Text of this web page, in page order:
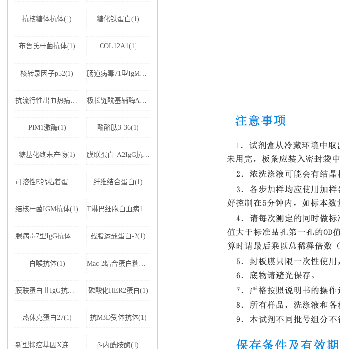
抗核糖体抗体(1) 糖化铁蛋白(1)
布鲁氏杆菌抗体(1) COL12A1(1)
核转录因子p52(1) 肠道病毒71型IgM抗体(1)
抗流行性出血热病毒IgM抗体(1) 极长链酰基辅酶A脱氢酶(1)
PIM1激酶(1) 酪酪肽3-36(1)
糖基化终末产物(1) 膜联蛋白-A2IgG抗体(1)
可溶性E钙粘着蛋白;可溶性上皮性钙黏附蛋白(1) 纤维结合蛋白(1)
结核杆菌IGM抗体(1) T淋巴细胞白血病1+2型病毒(1)
腺病毒7型IgG抗体(1) 载脂运载蛋白-2(1)
白喉抗体(1) Mac-2结合蛋白糖基化异构体(1)
膜联蛋白ⅡIgG抗体(1) 磷酸化HER2蛋白(1)
热休克蛋白27(1) 抗M3D受体抗体(1)
新型抑癌基因X连锁凋亡抑制蛋白相关因子-1(1) β-内酰胺酶(1)